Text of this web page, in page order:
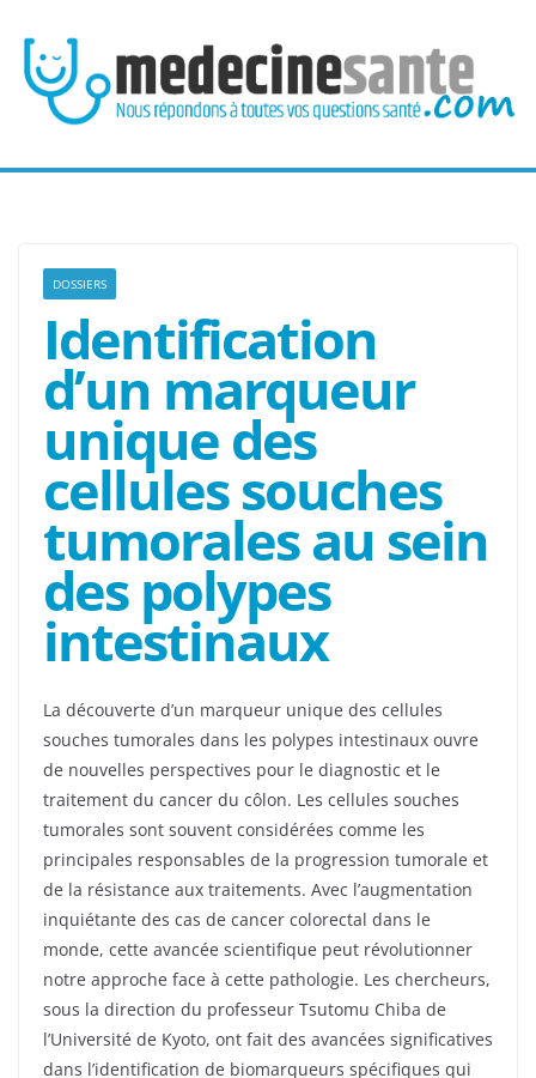
contenu
DOSSIERS
Identification
d’un marqueur
unique des
cellules souches
tumorales au sein
des polypes
intestinaux
La découverte d’un marqueur unique des cellules
souches tumorales dans les polypes intestinaux ouvre
de nouvelles perspectives pour le diagnostic et le
traitement du cancer du côlon. Les cellules souches
tumorales sont souvent considérées comme les
principales responsables de la progression tumorale et
de la résistance aux traitements. Avec l’augmentation
inquiétante des cas de cancer colorectal dans le
monde, cette avancée scientifique peut révolutionner
notre approche face à cette pathologie. Les chercheurs,
sous la direction du professeur Tsutomu Chiba de
l’Université de Kyoto, ont fait des avancées significatives
dans l’identification de biomarqueurs spécifiques qui